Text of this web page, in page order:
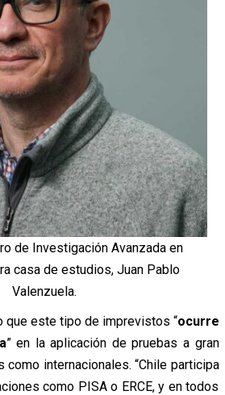
de Investigación Avanzada en
casa de estudios, Juan Pablo
Valenzuela.
que este tipo de imprevistos “ocurre
” en la aplicación de pruebas a gran
como internacionales. “Chile participa
como PISA o ERCE, y en todos